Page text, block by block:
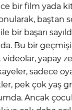
bir film yada
baştan
bir başarı
Bu bir
videolar, yapay
sadece
pek çok yaş
Ancak